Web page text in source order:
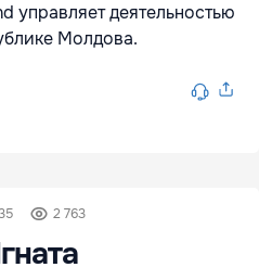
управляет деятельностью
Молдова.
2 763